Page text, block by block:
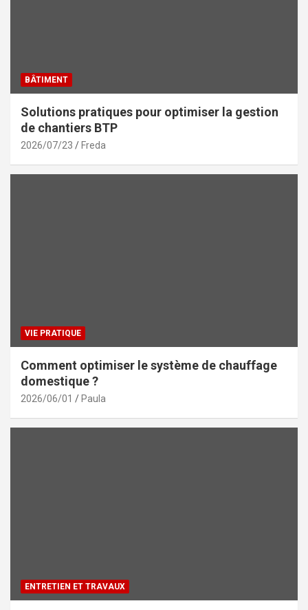
BÂTIMENT
Solutions pratiques pour optimiser la gestion
de chantiers BTP
2026/07/23 Freda
VIE PRATIQUE
Comment optimiser le système de chauffage
domestique ?
2026/06/01 Paula
ENTRETIEN ET TRAVAUX